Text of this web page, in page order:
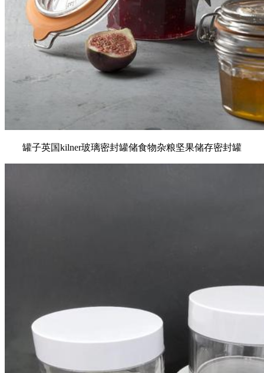
罐子英国kilner玻璃密封罐储食物杂粮坚果储存密封罐